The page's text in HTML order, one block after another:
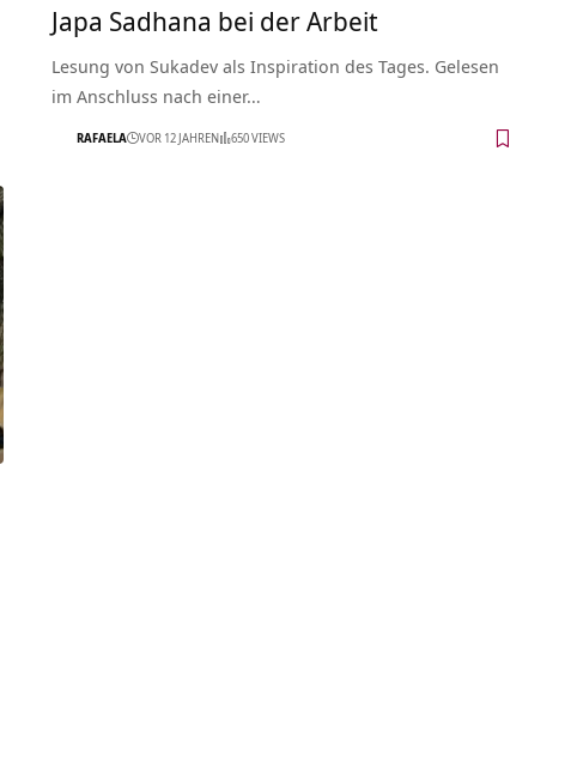
Japa Sadhana bei der Arbeit
Lesung von Sukadev als Inspiration des Tages. Gelesen
im Anschluss nach einer…
RAFAELA VOR 12 JAHREN 650 VIEWS